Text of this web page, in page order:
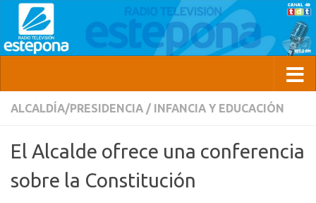
ALCALDÍA/PRESIDENCIA / INFANCIA Y EDUCACIÓN
El Alcalde ofrece una conferencia
sobre la Constitución